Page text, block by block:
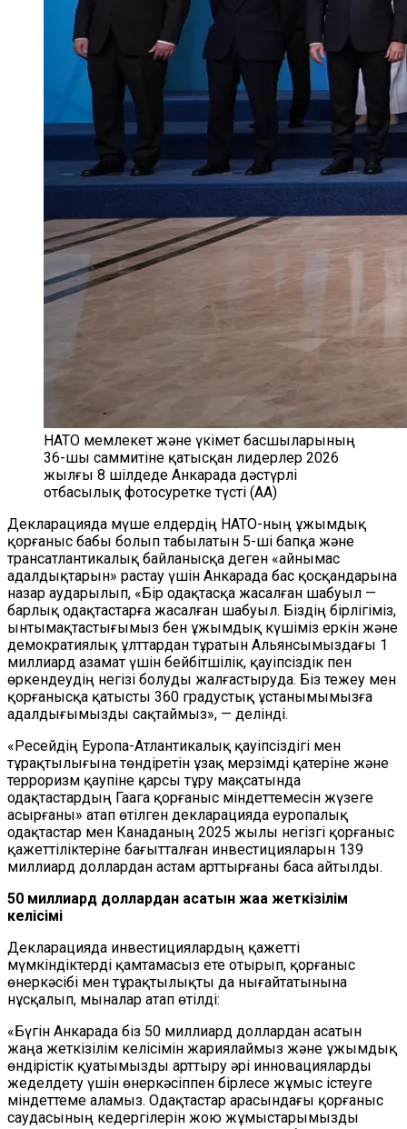
НАТО мемлекет және үкімет басшыларының
36-шы саммитіне қатысқан лидерлер 2026
жылғы 8 шілдеде Анкарада дәстүрлі
отбасылық фотосуретке түсті (АА)
Декларацияда мүше елдердің НАТО-ның ұжымдық
қорғаныс бабы болып табылатын 5-ші бапқа және
трансатлантикалық байланысқа деген «айнымас
адалдықтарын» растау үшін Анкарада бас қосқандарына
назар аударылып, «Бір одақтасқа жасалған шабуыл —
барлық одақтастарға жасалған шабуыл. Біздің бірлігіміз,
ынтымақтастығымыз бен ұжымдық күшіміз еркін және
демократиялық ұлттардан тұратын Альянсымыздағы 1
миллиард азамат үшін бейбітшілік, қауіпсіздік пен
өркендеудің негізі болуды жалғастыруда. Біз тежеу мен
қорғанысқа қатысты 360 градустық ұстанымымызға
адалдығымызды сақтаймыз», — делінді.
«Ресейдің Еуропа-Атлантикалық қауіпсіздігі мен
тұрақтылығына төндіретін ұзақ мерзімді қатеріне және
терроризм қаупіне қарсы тұру мақсатында
одақтастардың Гаага қорғаныс міндеттемесін жүзеге
асырғаны» атап өтілген декларацияда еуропалық
одақтастар мен Канаданың 2025 жылы негізгі қорғаныс
қажеттіліктеріне бағытталған инвестицияларын 139
миллиард доллардан астам арттырғаны баса айтылды.
50 миллиард доллардан асатын жаңа жеткізілім
келісімі
Декларацияда инвестициялардың қажетті
мүмкіндіктерді қамтамасыз ете отырып, қорғаныс
өнеркәсібі мен тұрақтылықты да нығайтатынына
нұсқалып, мыналар атап өтілді:
«Бүгін Анкарада біз 50 миллиард доллардан асатын
жаңа жеткізілім келісімін жариялаймыз және ұжымдық
өндірістік қуатымызды арттыру әрі инновацияларды
жеделдету үшін өнеркәсіппен бірлесе жұмыс істеуге
міндеттеме аламыз. Одақтастар арасындағы қорғаныс
саудасының кедергілерін жою жұмыстарымызды